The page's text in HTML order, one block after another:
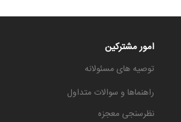
امور مشترکین
توصیه های مسئولانه
راهنماها و سوالات متداول
نظرسنجی معجزه